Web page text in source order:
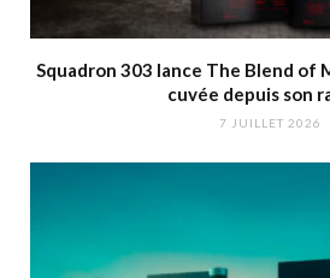
Squadron 303 lance The Blend of
cuvée depuis son
7 JUILLET 2026